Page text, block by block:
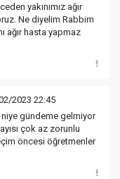
yakınımız ağır
Ne diyelim Rabbim
ağır hasta yapmaz
2023 22:45
gündeme gelmiyor
çok az zorunlu
öncesi öğretmenler